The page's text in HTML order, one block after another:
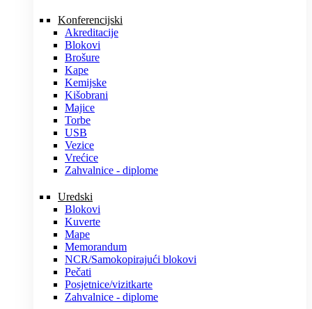
Konferencijski
Akreditacije
Blokovi
Brošure
Kape
Kemijske
Kišobrani
Majice
Torbe
USB
Vezice
Vrećice
Zahvalnice - diplome
Uredski
Blokovi
Kuverte
Mape
Memorandum
NCR/Samokopirajući blokovi
Pečati
Posjetnice/vizitkarte
Zahvalnice - diplome